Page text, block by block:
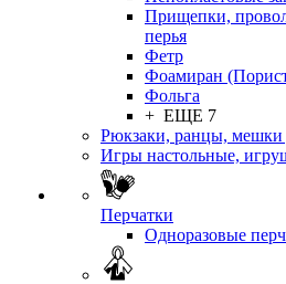
Прищепки,
перья
Фетр
Фоамиран
Фольга
+ ЕЩЕ 7
Рюкзаки, ранцы, мешки
Игры настольные,
Перчатки
Одноразовые